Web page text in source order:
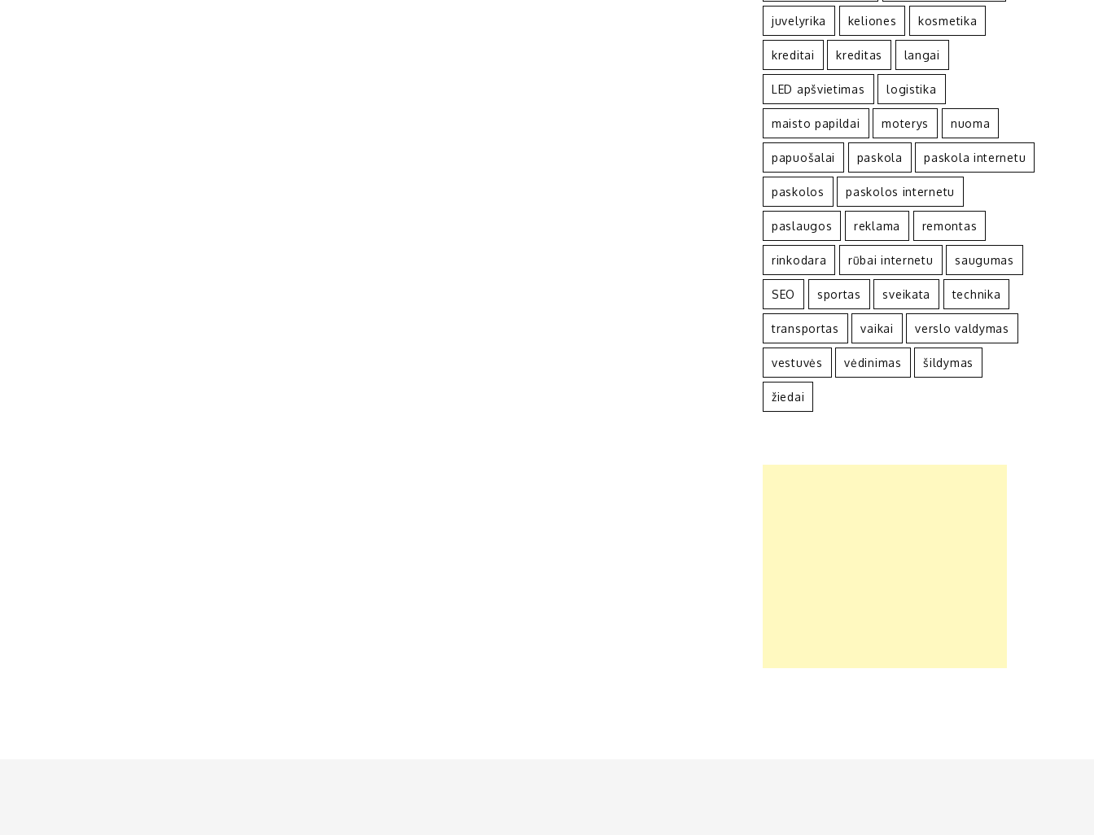
juvelyrika keliones kosmetika
kreditai kreditas langai
LED apšvietimas logistika
maisto papildai moterys nuoma
papuošalai paskola paskola internetu
paskolos paskolos internetu
paslaugos reklama remontas
rinkodara rūbai internetu saugumas
SEO sportas sveikata technika
transportas vaikai verslo valdymas
vestuvės vėdinimas šildymas
žiedai